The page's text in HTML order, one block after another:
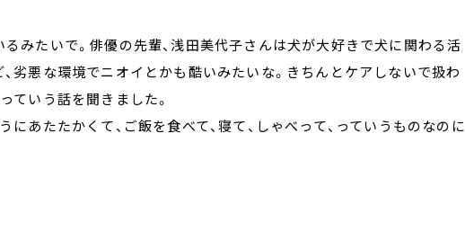
みたいで。俳優の先輩、浅田美代子さんは犬が大好きで犬に関わる活
劣悪な環境でニオイとかも酷いみたいな。きちんとケアしないで扱わ
ていう話を聞きました。
にあたたかくて、ご飯を食べて、寝て、しゃべって、っていうものなのに